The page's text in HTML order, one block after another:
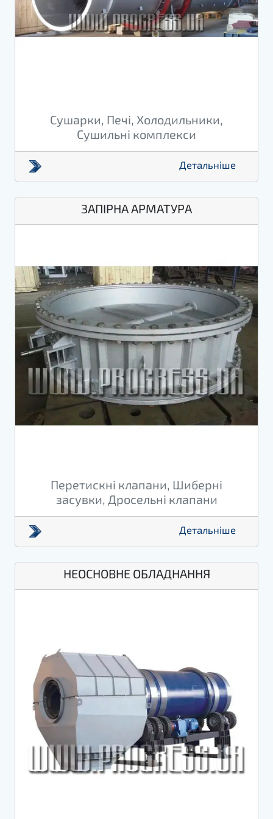
Сушарки, Печі, Холодильники,
Сушильні комплекси
Детальніше
ЗАПІРНА АРМАТУРА
Перетискні клапани, Шиберні
засувки, Дросельні клапани
Детальніше
НЕОСНОВНЕ ОБЛАДНАННЯ